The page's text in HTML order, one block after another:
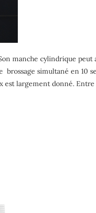
manche cylindrique peut
simultané en 10
est largement donné.